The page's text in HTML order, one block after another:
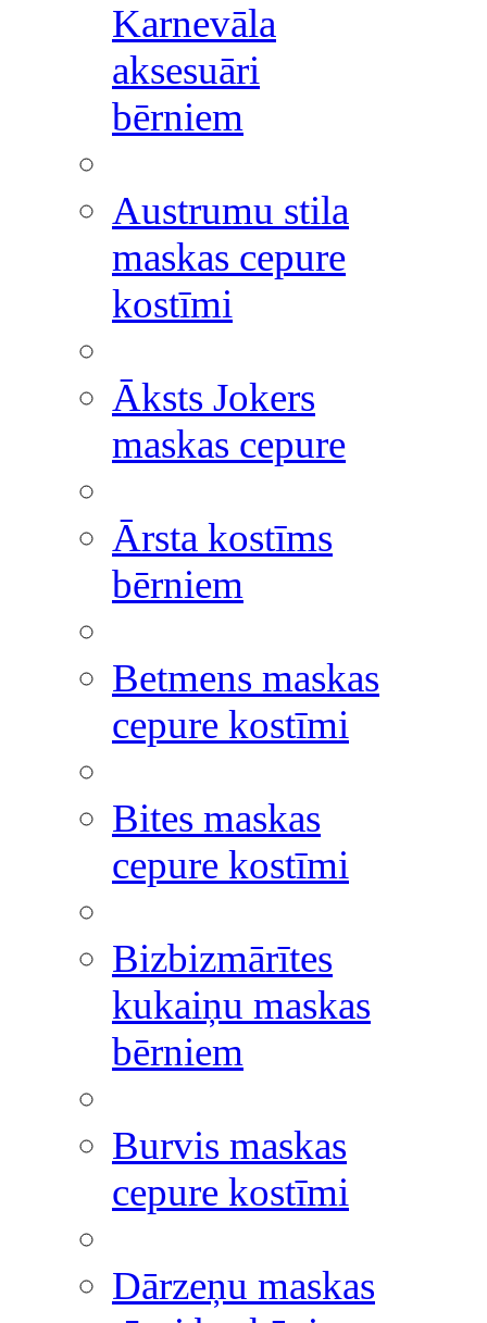
Karnevāla
aksesuāri
bērniem
Austrumu stila
maskas cepure
kostīmi
Āksts Jokers
maskas cepure
Ārsta kostīms
bērniem
Betmens maskas
cepure kostīmi
Bites maskas
cepure kostīmi
Bizbizmārītes
kukaiņu maskas
bērniem
Burvis maskas
cepure kostīmi
Dārzeņu maskas